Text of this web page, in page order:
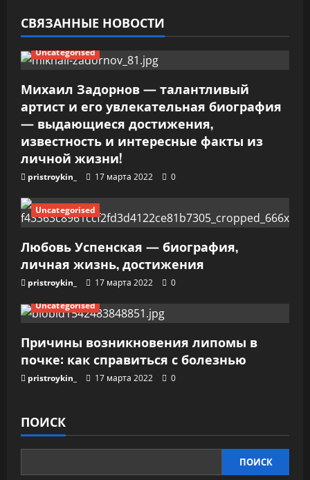
з
а
п
и
с
я
м
СВЯЗАННЫЕ НОВОСТИ
Uncategorised
Михаил Задорнов — талантливый
артист и его увлекательная биография
— выдающиеся достижения,
известность и интересные факты из
личной жизни!
pristroykin_ 17 марта 2022 0
Uncategorised
Любовь Успенская — биография,
личная жизнь, достижения
pristroykin_ 17 марта 2022
0
Uncategorised
Причины возникновения липомы в
почке: как справиться с болезнью
pristroykin_ 17 марта 2022 0
ПОИСК
ПОИСК